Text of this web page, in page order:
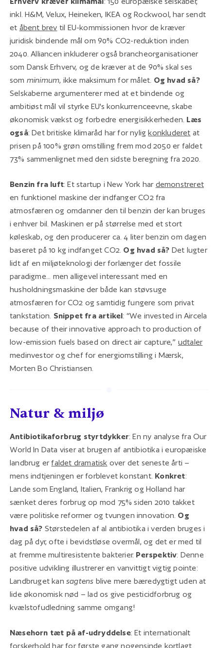
inkl. H&M, Velux, Heineken, IKEA og Rockwool, har sendt
et åbent brev til EU-kommissionen hvor de kræver
juridisk bindende mål om 90% CO2-reduktion inden
2040. Alliancen inkluderer også brancheorganisationer
som Dansk Erhverv, og de kræver at de 90% skal ses
som minimum, ikke maksimum for målet. Og hvad så?
Selskaberne argumenterer med at et bindende og
ambitiøst mål vil styrke EU's konkurrenceevne, skabe
økonomisk vækst og forbedre energisikkerheden. Læs
også: Det britiske klimaråd har for nyligkonkluderet at
prisen på 100% grøn omstilling frem mod 2050 er faldet
73% sammenlignet med den sidste beregning fra 2020.
Benzin fra luft: Et startup i New York har demonstreret
en funktionel maskine der indfanger CO2 fra
atmosfæren og omdanner den til benzin der kan bruges
i enhver bil. Maskinen er på størrelse med et stort
køleskab, og den producerer ca. 4 liter benzin om dagen
baseret på 10 kg indfanget CO2. Og hvad så? Det lugter
lidt af en miljøteknologi der forlænger det fossile
paradigme... men alligevel interessant med en
husholdningsmaskine der både kan støvsuge
atmosfæren for CO2 og samtidig fungere som privat
tankstation. Snippet fra artikel: “We invested in Aircela
because of their innovative approach to production of
low-emission fuels based on direct air capture,” udtaler
medinvestor og chef for energiomstilling i Mærsk,
Morten Bo Christiansen.
Natur & miljø
Antibiotikaforbrug styrtdykker: En ny analyse fra Our
World In Data viser at brugen af antibiotika i europæiske
landbrug erfaldet dramatisk over det seneste årti –
mens indtjeningen er forblevet konstant. Konkret:
Lande som England, Italien, Frankrig og Holland har
sænket deres forbrug op mod 75% siden 2010 takket
være politiske reformer og tvungen innovation. Og
hvad så? Størstedelen af al antibiotika i verden bruges i
dag på dyr, ofte i bevidstløse overmål, og det er med til
at fremme multiresistente bakterier. Perspektiv: Denne
positive udvikling illustrerer en vanvittigt vigtig pointe:
Landbruget kan sagtens blive mere bæredygtigt uden at
lide økonomisk nød – lad os give pesticidforbrug og
kvælstofudledning samme omgang!
Næsehorn tæt på af-udryddelse: Et internationalt
forskerhold har for første gang nogensinde kortlagt